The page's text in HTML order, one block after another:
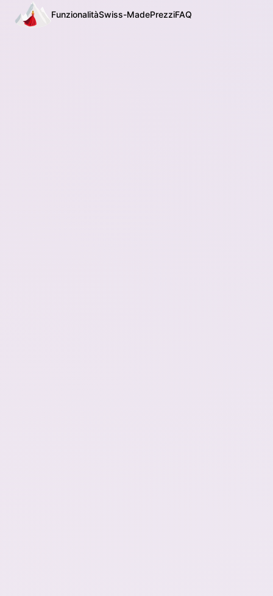
FunzionalitàSwiss-MadePrezziFAQ